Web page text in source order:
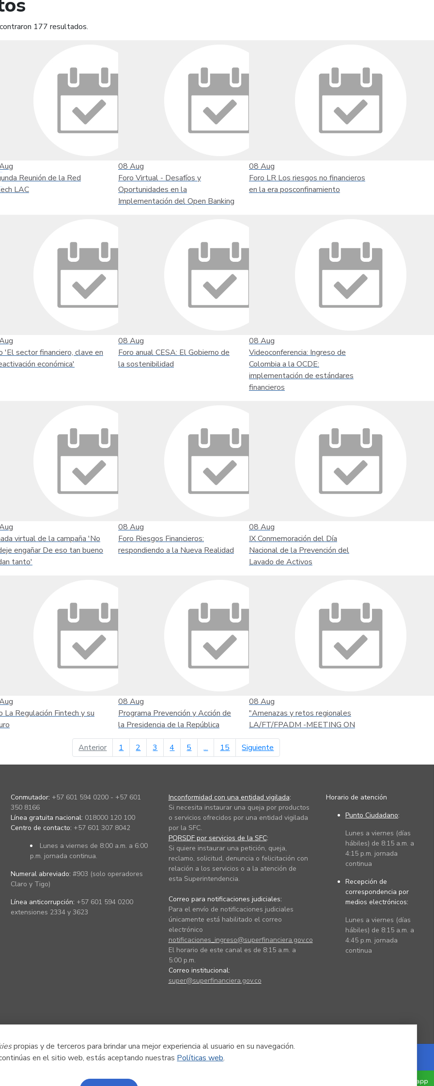
propias y de terceros para brindar una mejor experiencia al usuario en su navegación.
en el sitio web, estás aceptando nuestras Políticas web.
177 resultados.
Reunión de la Red
LAC
08 Aug
Foro Virtual - Desafíos y
Oportunidades en la
Implementación del Open Banking
08 Aug
Foro LR Los riesgos no financieros
en la era posconfinamiento
'El sector financiero, clave en
económica'
08 Aug
Foro anual CESA: El Gobierno de
la sostenibilidad
08 Aug
Videoconferencia: Ingreso de
Colombia a la OCDE:
implementación de estándares
financieros
virtual de la campaña 'No
engañar De eso tan bueno
tanto'
08 Aug
Foro Riesgos Financieros:
respondiendo a la Nueva Realidad
08 Aug
IX Conmemoración del Día
Nacional de la Prevención del
Lavado de Activos
La Regulación Fintech y su
08 Aug
Programa Prevención y Acción de
la Presidencia de la República
08 Aug
"Amenazas y retos regionales
LA/FT/FPADM -MEETING ON
Anteriorpágina anterior
1 2 3 4 5 ... 15 Siguiente
Conmutador: +57 601 594 0200 - +57 601
350 8166
Línea gratuita nacional: 018000 120 100
Centro de contacto: +57 601 307 8042
Lunes a viernes de 8:00 a.m. a 6:00
p.m. jornada continua.
Numeral abreviado: #903 (solo operadores
Claro y Tigo)
Línea anticorrupción: +57 601 594 0200
extensiones 2334 y 3623
Inconformidad con una entidad vigilada:
Si necesita instaurar una queja por productos
o servicios ofrecidos por una entidad vigilada
por la SFC.
PQRSDF por servicios de la SFC:
Si quiere instaurar una petición, queja,
reclamo, solicitud, denuncia o felicitación con
relación a los servicios o a la atención de
esta Superintendencia.
Correo para notificaciones judiciales:
Para el envío de notificaciones judiciales
únicamente está habilitado el correo
electrónico
notificaciones_ingreso@superfinanciera.gov.co
El horario de este canal es de 8:15 a.m. a
5:00 p.m.
Correo institucional:
super@superfinanciera.gov.co
Horario de atención
Punto Ciudadano:
Lunes a viernes (días
hábiles) de 8:15 a.m. a
4:15 p.m. jornada
continua
Recepción de
correspondencia por
medios electrónicos:
Lunes a viernes (días
hábiles) de 8:15 a.m. a
4:45 p.m. jornada
continua
Powered by Nexura